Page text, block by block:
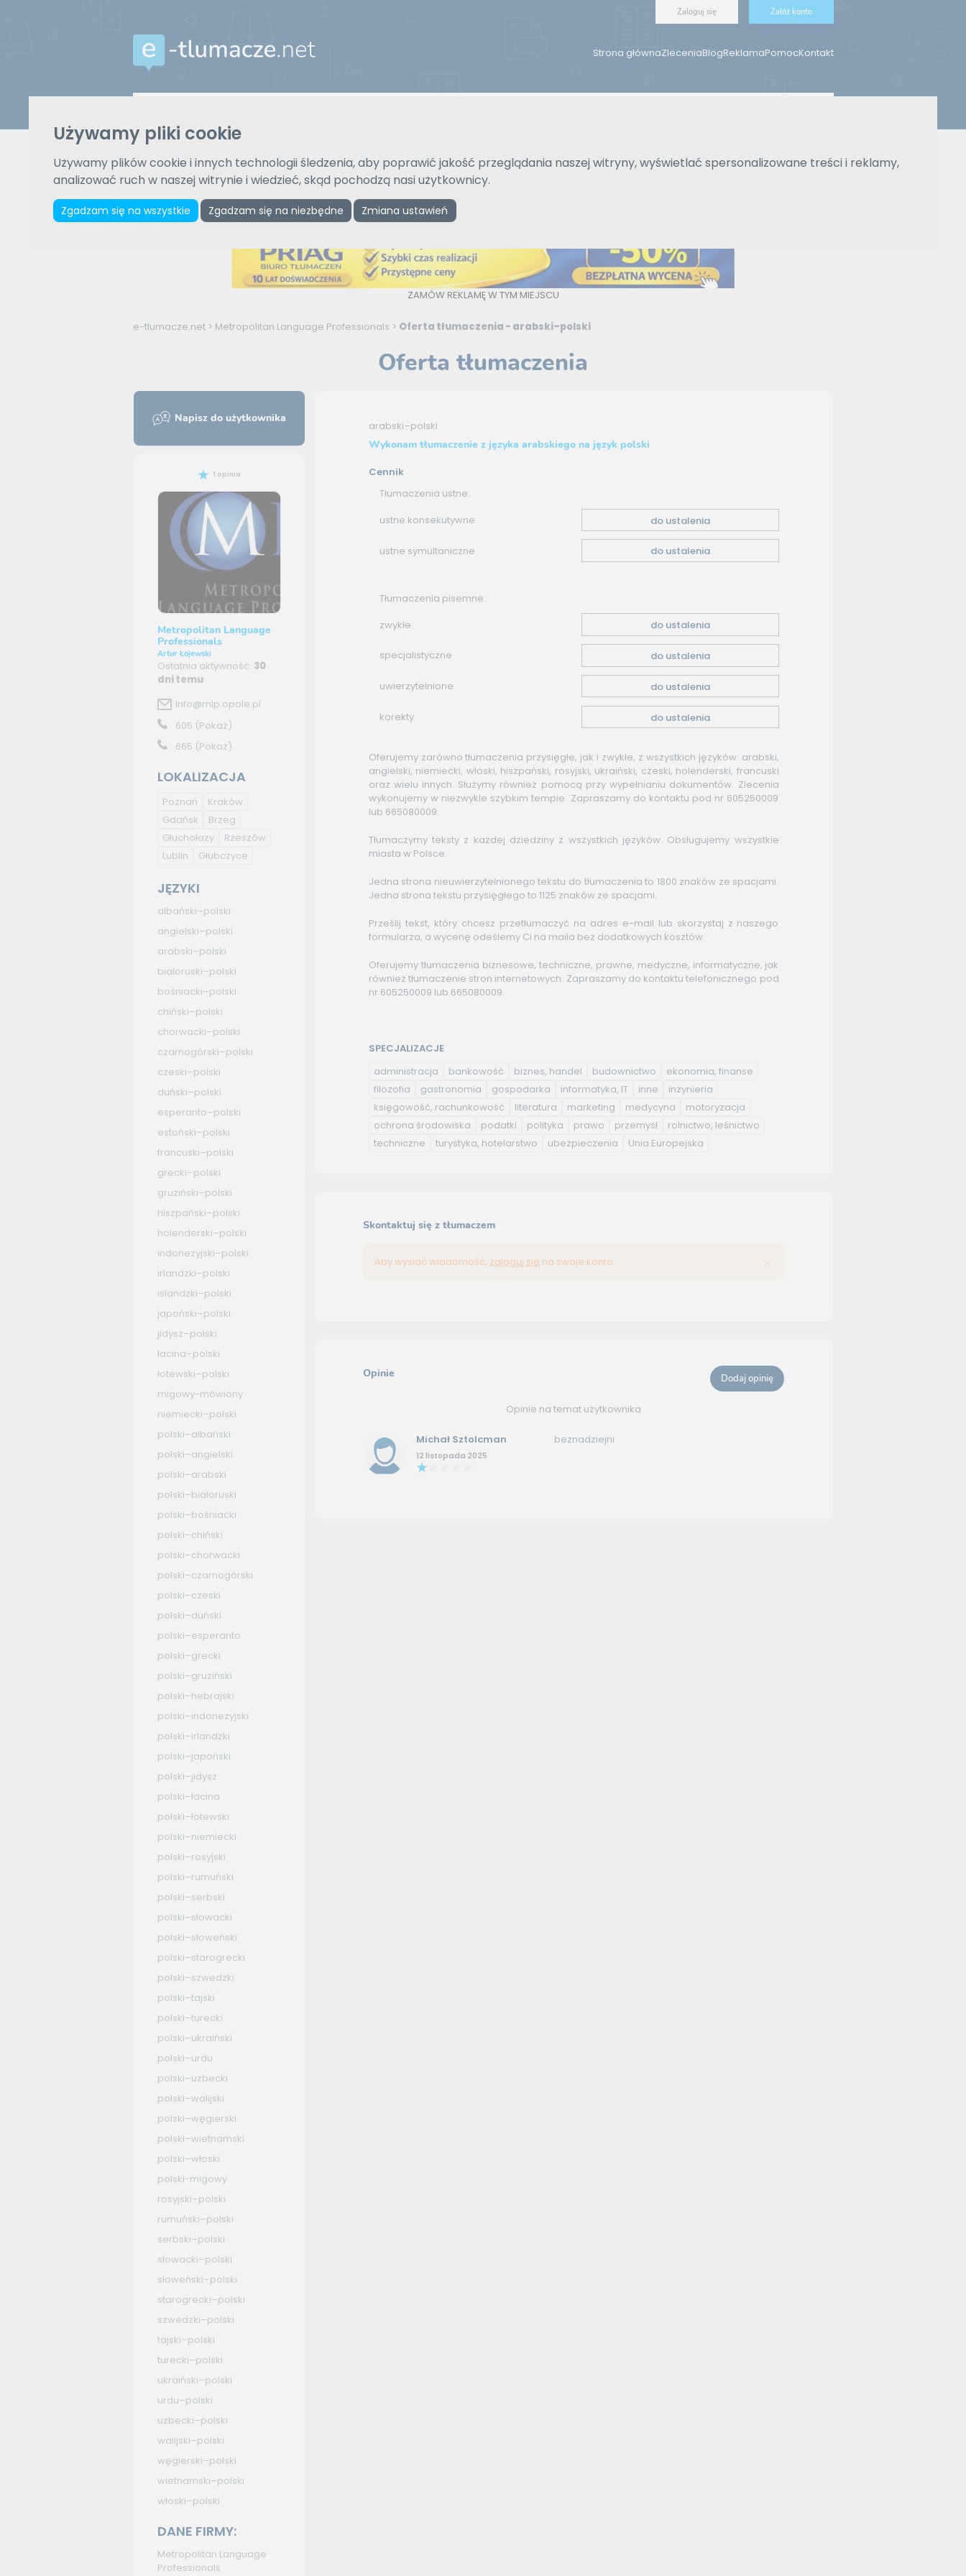
Używamy pliki cookie
Używamy plików cookie i innych technologii śledzenia, aby poprawić jakość przeglądania naszej witryny, wyświetlać spersonalizowane treści i reklamy,
analizować ruch w naszej witrynie i wiedzieć, skąd pochodzą nasi użytkownicy.
Zgadzam się na wszystkie Zgadzam się na niezbędne Zmiana ustawień
Zaloguj się Załóż konto
Strona głównaZleceniaBlogReklamaPomocKontakt
Wybierz język
ZAMÓW REKLAMĘ W TYM MIEJSCU
e-tlumacze.net> Metropolitan Language Professionals > Oferta tłumaczenia - arabski–polski
Oferta tłumaczenia
Napisz do użytkownika
1 opinia
Metropolitan Language
Professionals
Artur Łojewski
Ostatnia aktywność: 30
dni temu
Info@mlp.opole.pl
605 (Pokaż)
665 (Pokaż)
LOKALIZACJA
Poznań
Kraków
Gdańsk
Brzeg
Głuchołazy
Rzeszów
Lublin
Głubczyce
JĘZYKI
albański–polski
angielski–polski
arabski–polski
białoruski–polski
bośniacki–polski
chiński–polski
chorwacki–polski
czarnogórski–polski
czeski–polski
duński–polski
esperanto–polski
estoński–polski
francuski–polski
grecki–polski
gruziński–polski
hiszpański–polski
holenderski–polski
indonezyjski–polski
irlandzki–polski
islandzki–polski
japoński–polski
jidysz–polski
łacina–polski
łotewski–polski
migowy-mówiony
niemiecki–polski
polski–albański
polski–angielski
polski–arabski
polski–białoruski
polski–bośniacki
polski–chiński
polski–chorwacki
polski–czarnogórski
polski–czeski
polski–duński
polski–esperanto
polski–grecki
polski–gruziński
polski–hebrajski
polski–indonezyjski
polski–irlandzki
polski–japoński
polski–jidysz
polski–łacina
polski–łotewski
polski–niemiecki
polski–rosyjski
polski–rumuński
polski–serbski
polski–słowacki
polski–słoweński
polski–starogrecki
polski–szwedzki
polski–tajski
polski–turecki
polski–ukraiński
polski–urdu
polski–uzbecki
polski–walijski
polski–węgierski
polski–wietnamski
polski–włoski
polski-migowy
rosyjski–polski
rumuński–polski
serbski–polski
słowacki–polski
słoweński–polski
starogrecki–polski
szwedzki–polski
tajski–polski
turecki–polski
ukraiński–polski
urdu–polski
uzbecki–polski
walijski–polski
węgierski–polski
wietnamski–polski
włoski–polski
DANE FIRMY:
Metropolitan Language
Professionals
arabski–polski
Wykonam tłumaczenie z języka arabskiego na język polski
Cennik
Tłumaczenia ustne:
ustne konsekutywne
do ustalenia
ustne symultaniczne do ustalenia
Tłumaczenia pisemne:
zwykłe
do ustalenia
specjalistyczne do ustalenia
uwierzytelnione do ustalenia
korekty do ustalenia
Oferujemy zarówno tłumaczenia przysięgłe, jak i zwykłe, z wszystkich języków: arabski,
angielski, niemiecki, włoski, hiszpański, rosyjski, ukraiński, czeski, holenderski, francuski
oraz wielu innych. Służymy również pomocą przy wypełnianiu dokumentów. Zlecenia
wykonujemy w niezwykle szybkim tempie. Zapraszamy do kontaktu pod nr 605250009
lub 665080009.
Tłumaczymy teksty z każdej dziedziny z wszystkich języków. Obsługujemy wszystkie
miasta w Polsce.
Jedna strona nieuwierzytelnionego tekstu do tłumaczenia to 1800 znaków ze spacjami.
Jedna strona tekstu przysięgłego to 1125 znaków ze spacjami.
Prześlij tekst, który chcesz przetłumaczyć na adres e-mail lub skorzystaj z naszego
formularza, a wycenę odeślemy Ci na maila bez dodatkowych kosztów.
Oferujemy tłumaczenia biznesowe, techniczne, prawne, medyczne, informatyczne, jak
również tłumaczenie stron internetowych. Zapraszamy do kontaktu telefonicznego pod
nr 605250009 lub 665080009.
SPECJALIZACJE
administracja
bankowość biznes, handel budownictwo
ekonomia, finanse
filozofia
gastronomia gospodarka informatyka, IT inne
inżynieria
księgowość, rachunkowość
literatura marketing medycyna
motoryzacja
ochrona środowiska
podatki polityka prawo przemysł
rolnictwo, leśnictwo
techniczne
turystyka, hotelarstwo ubezpieczenia Unia Europejska
Skontaktuj się z tłumaczem
Aby wysłać wiadomość, zaloguj się na swoje konto.
Opinie Dodaj opinię
Opinie na temat użytkownika
Michał Sztolcman
12 listopada 2025
beznadziejni